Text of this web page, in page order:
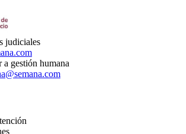
judiciales
a gestión humana